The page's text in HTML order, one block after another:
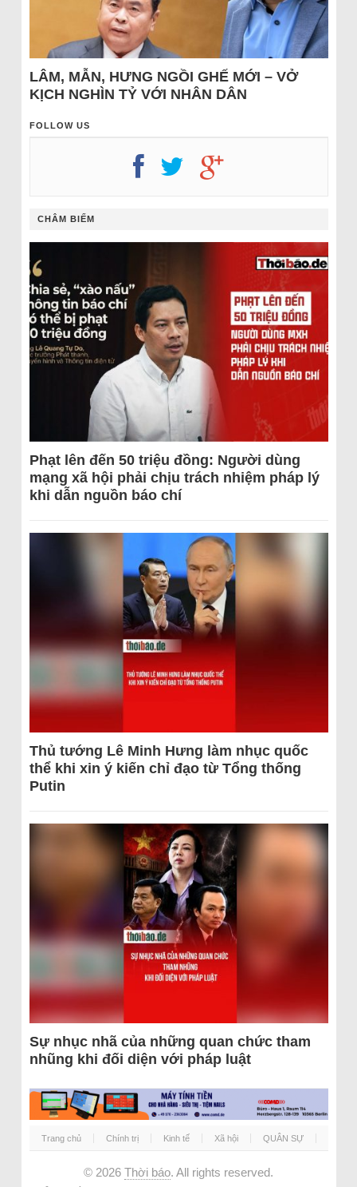
LÂM, MẪN, HƯNG NGỒI GHẾ MỚI – VỞ
KỊCH NGHÌN TỶ VỚI NHÂN DÂN
FOLLOW US
CHÂM BIẾM
Phạt lên đến 50 triệu đồng: Người dùng
mạng xã hội phải chịu trách nhiệm pháp lý
khi dẫn nguồn báo chí
Thủ tướng Lê Minh Hưng làm nhục quốc
thể khi xin ý kiến chỉ đạo từ Tổng thống
Putin
Sự nhục nhã của những quan chức tham
nhũng khi đối diện với pháp luật
Trang chủ Chính trị Kinh tế Xã hội QUÂN SỰ
© 2026 Thời báo. All rights reserved.